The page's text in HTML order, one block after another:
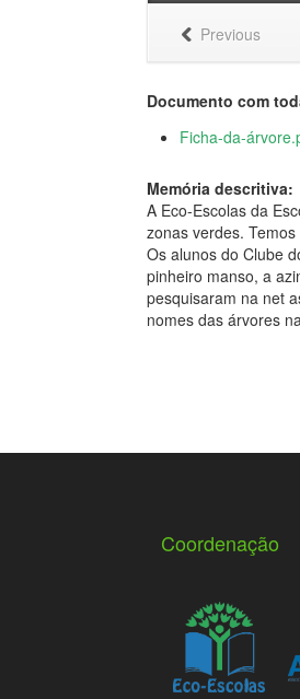
Previous
Documento com
Ficha-da-
Memória descritiva:
A Eco-Escolas da
zonas verdes.
Os alunos do Clube
pinheiro manso, a
pesquisaram na net
nomes das árvores
Coordenação